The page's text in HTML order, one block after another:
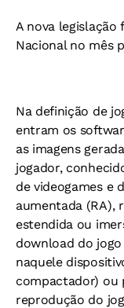
A nova legislação
Nacional no mês
Na definição de
entram os
as imagens
jogador,
de videogames e
aumentada (RA),
estendida ou
download do
naquele
compactador) ou
reprodução do